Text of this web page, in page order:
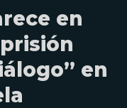
en
en